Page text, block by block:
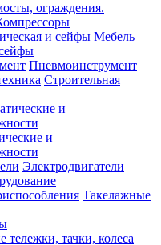
ограждения.
Мебель
Пневмоинструмент
Строительная
и
Электродвигатели
Такелажные